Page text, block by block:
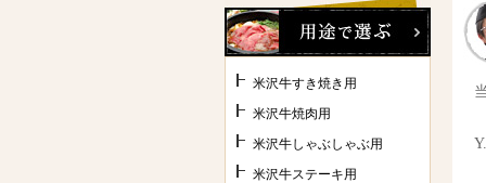
米沢牛すき焼き用
米沢牛焼肉用
米沢牛しゃぶしゃぶ用
米沢牛ステーキ用